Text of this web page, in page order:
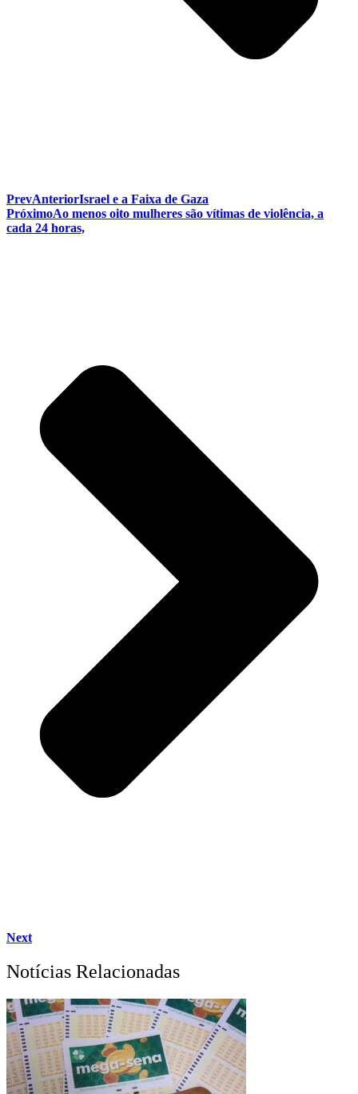
PrevAnteriorIsrael e a Faixa de Gaza
PróximoAo menos oito mulheres são vítimas de violência, a
cada 24 horas,
Next
Notícias Relacionadas